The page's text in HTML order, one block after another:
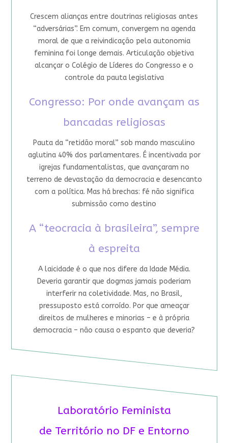
Crescem alianças entre doutrinas religiosas antes
“adversárias”. Em comum, convergem na agenda
moral de que a reivindicação pela autonomia
feminina foi longe demais. Articulação objetiva
alcançar o Colégio de Líderes do Congresso e o
controle da pauta legislativa
Congresso: Por onde avançam as
bancadas religiosas
Pauta da “retidão moral” sob mando masculino
aglutina 40% dos parlamentares. É incentivada por
igrejas fundamentalistas, que avançaram no
terreno de devastação da democracia e desencanto
com a política. Mas há brechas: fé não significa
submissão como destino
A “teocracia à brasileira”, sempre
à espreita
A laicidade é o que nos difere da Idade Média.
Deveria garantir que dogmas jamais poderiam
interferir na coletividade. Mas, no Brasil,
pressuposto está corroído. Por que ameaçar
direitos de mulheres e minorias – e à própria
democracia – não causa o espanto que deveria?
Laboratório Feminista
de Território no DF e Entorno